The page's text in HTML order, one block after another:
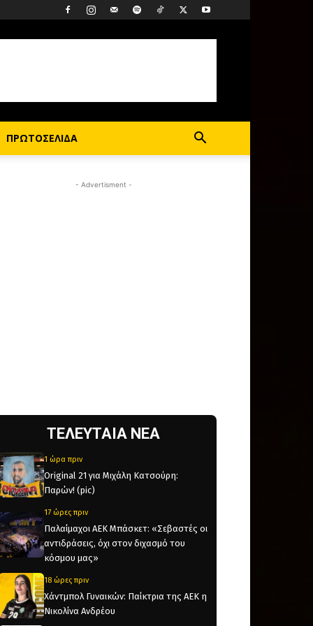
ΠΡΩΤΟΣΕΛΙΔΑ
- Advertisment -
ΤΕΛΕΥΤΑΙΑ ΝΕΑ
1 ώρα πριν
Original 21 για Μιχάλη Κατσούρη:
Παρών! (pic)
17 ώρες πριν
Παλαίμαχοι ΑΕΚ Μπάσκετ: «Σεβαστές οι
αντιδράσεις, όχι στον διχασμό του
κόσμου μας»
18 ώρες πριν
Χάντμπολ Γυναικών: Παίκτρια της ΑΕΚ η
Νικολίνα Ανδρέου